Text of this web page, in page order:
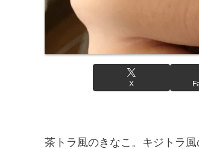
X
茶トラ風のきなこ。キジトラ